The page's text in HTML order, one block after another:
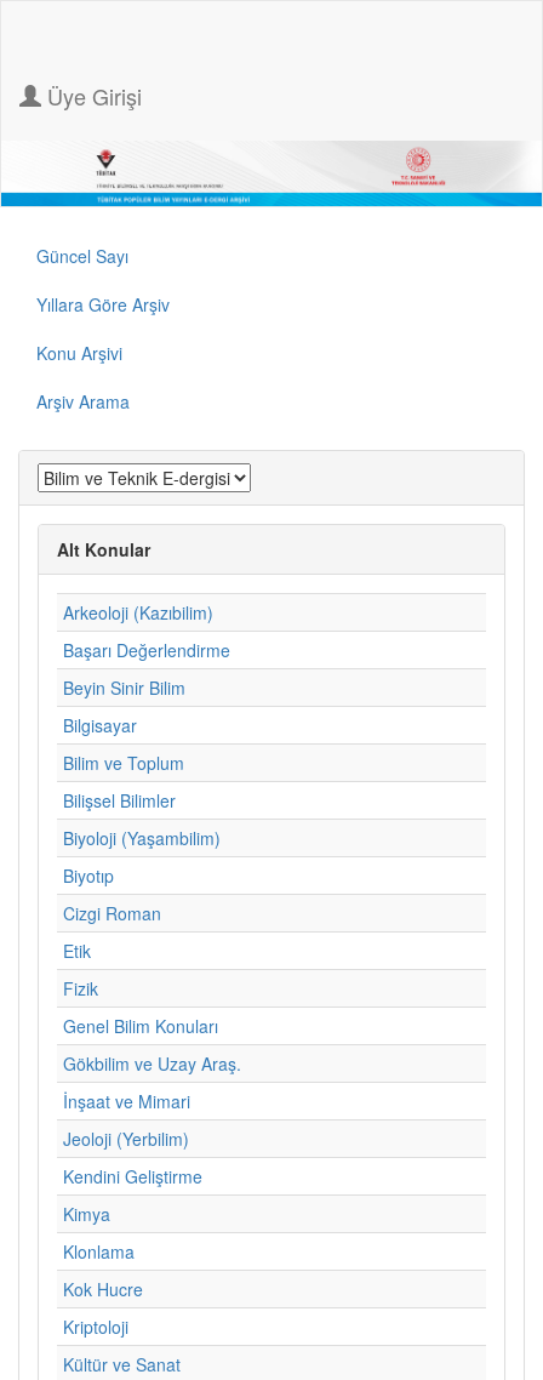
Üye Girişi
Güncel Sayı
Yıllara Göre Arşiv
Konu Arşivi
Arşiv Arama
Alt Konular
Arkeoloji (Kazıbilim)
Başarı Değerlendirme
Beyin Sinir Bilim
Bilgisayar
Bilim ve Toplum
Bilişsel Bilimler
Biyoloji (Yaşambilim)
Biyotıp
Cizgi Roman
Etik
Fizik
Genel Bilim Konuları
Gökbilim ve Uzay Araş.
İnşaat ve Mimari
Jeoloji (Yerbilim)
Kendini Geliştirme
Kimya
Klonlama
Kok Hucre
Kriptoloji
Kültür ve Sanat